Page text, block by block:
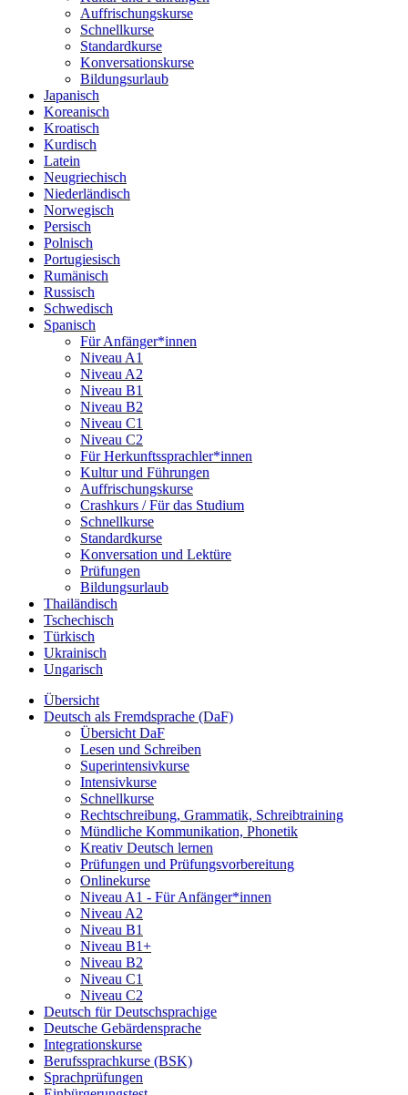
Auffrischungskurse
Schnellkurse
Standardkurse
Konversationskurse
Bildungsurlaub
Japanisch
Koreanisch
Kroatisch
Kurdisch
Latein
Neugriechisch
Niederländisch
Norwegisch
Persisch
Polnisch
Portugiesisch
Rumänisch
Russisch
Schwedisch
Spanisch
Für Anfänger*innen
Niveau A1
Niveau A2
Niveau B1
Niveau B2
Niveau C1
Niveau C2
Für Herkunftssprachler*innen
Kultur und Führungen
Auffrischungskurse
Crashkurs / Für das Studium
Schnellkurse
Standardkurse
Konversation und Lektüre
Prüfungen
Bildungsurlaub
Thailändisch
Tschechisch
Türkisch
Ukrainisch
Ungarisch
Übersicht
Deutsch als Fremdsprache (DaF)
Übersicht DaF
Lesen und Schreiben
Superintensivkurse
Intensivkurse
Schnellkurse
Rechtschreibung, Grammatik, Schreibtraining
Mündliche Kommunikation, Phonetik
Kreativ Deutsch lernen
Prüfungen und Prüfungsvorbereitung
Onlinekurse
Niveau A1 - Für Anfänger*innen
Niveau A2
Niveau B1
Niveau B1+
Niveau B2
Niveau C1
Niveau C2
Deutsch für Deutschsprachige
Deutsche Gebärdensprache
Integrationskurse
Berufssprachkurse (BSK)
Sprachprüfungen